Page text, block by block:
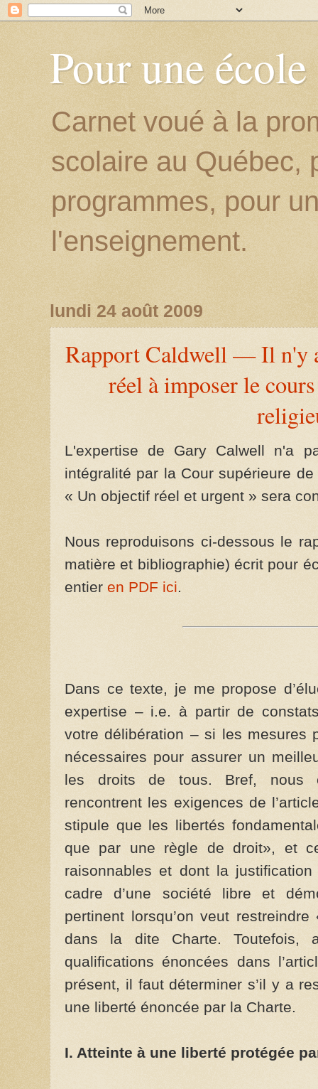
Pour une
Carnet voué à la
scolaire au Québec,
programmes, pour
l'enseignement.
lundi 24 août 2009
Rapport Caldwell — Il n'y
réel à imposer le
L'expertise de Gary Calwell n'a
intégralité par la Cour supérieure
« Un objectif réel et urgent » sera
Nous reproduisons ci-dessous le
matière et bibliographie) écrit pour
entier en PDF ici.
Dans ce texte, je me propose
expertise – i.e. à partir de
votre délibération – si les mesures
nécessaires pour assurer un
les droits de tous. Bref, nous
rencontrent les exigences de
stipule que les libertés
que par une règle de droit», et
raisonnables et dont la
cadre d’une société libre et
pertinent lorsqu’on veut
dans la dite Charte.
qualifications énoncées dans
présent, il faut déterminer s’il y a
une liberté énoncée par la Charte.
I. Atteinte à une liberté protégée